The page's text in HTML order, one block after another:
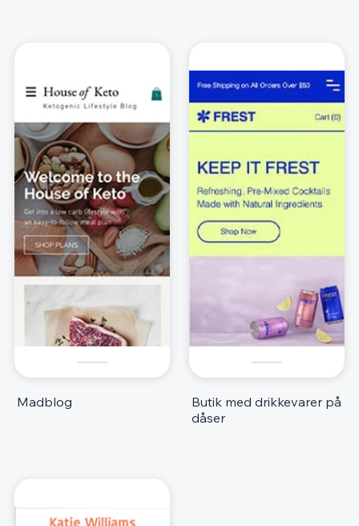
Madblog
Butik med drikkevarer på
dåser